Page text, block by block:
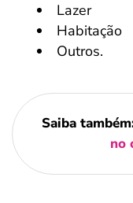
Lazer
Habitação
Outros.
Saiba
no